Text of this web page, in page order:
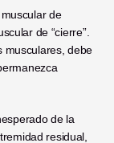
de
de “cierre”.
musculares, debe
de la
residual,